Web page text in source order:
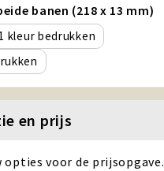
banen (218 x 13 mm)
1
en prijs
opties voor de prijsopgave.